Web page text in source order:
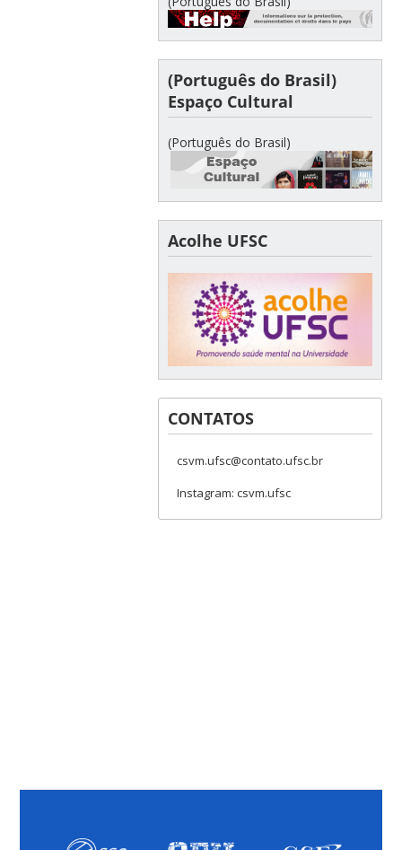
(Português do Brasil)
Espaço Cultural
(Português do Brasil)
Acolhe UFSC
CONTATOS
csvm.ufsc@contato.ufsc.br
Instagram: csvm.ufsc